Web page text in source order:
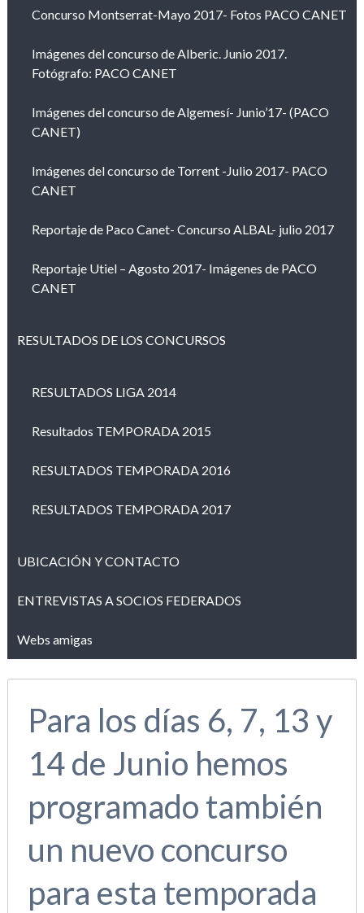
Concurso Montserrat-Mayo 2017- Fotos PACO CANET
Imágenes del concurso de Alberic. Junio 2017.
Fotógrafo: PACO CANET
Imágenes del concurso de Algemesí- Junio’17- (PACO
CANET)
Imágenes del concurso de Torrent -Julio 2017- PACO
CANET
Reportaje de Paco Canet- Concurso ALBAL- julio 2017
Reportaje Utiel – Agosto 2017- Imágenes de PACO
CANET
RESULTADOS DE LOS CONCURSOS
RESULTADOS LIGA 2014
Resultados TEMPORADA 2015
RESULTADOS TEMPORADA 2016
RESULTADOS TEMPORADA 2017
UBICACIÓN Y CONTACTO
ENTREVISTAS A SOCIOS FEDERADOS
Webs amigas
Para los días 6, 7, 13 y
14 de Junio hemos
programado también
un nuevo concurso
para esta temporada